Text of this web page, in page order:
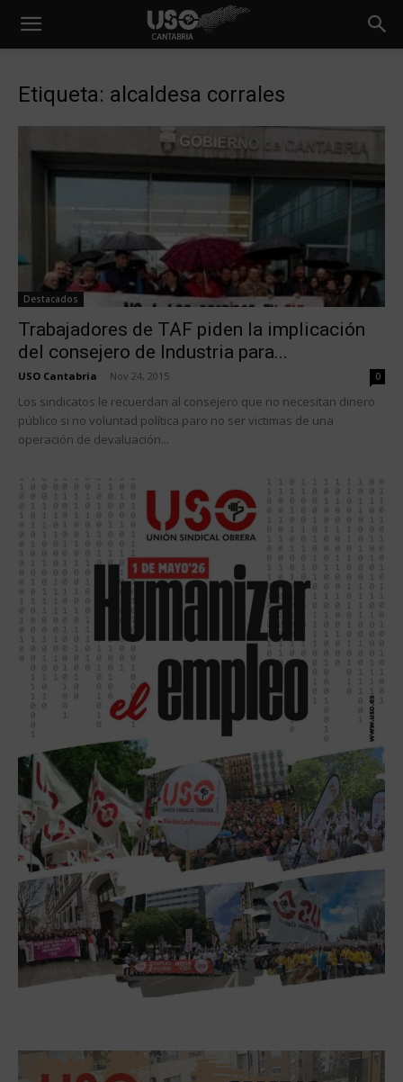
Etiqueta: alcaldesa corrales
Destacados
Trabajadores de TAF piden la implicación
del consejero de Industria para...
USO Cantabria Nov 24, 2015 0
Los sindicatos le recuerdan al consejero que no necesitan dinero
público si no voluntad política paro no ser victimas de una
operación de devaluación...